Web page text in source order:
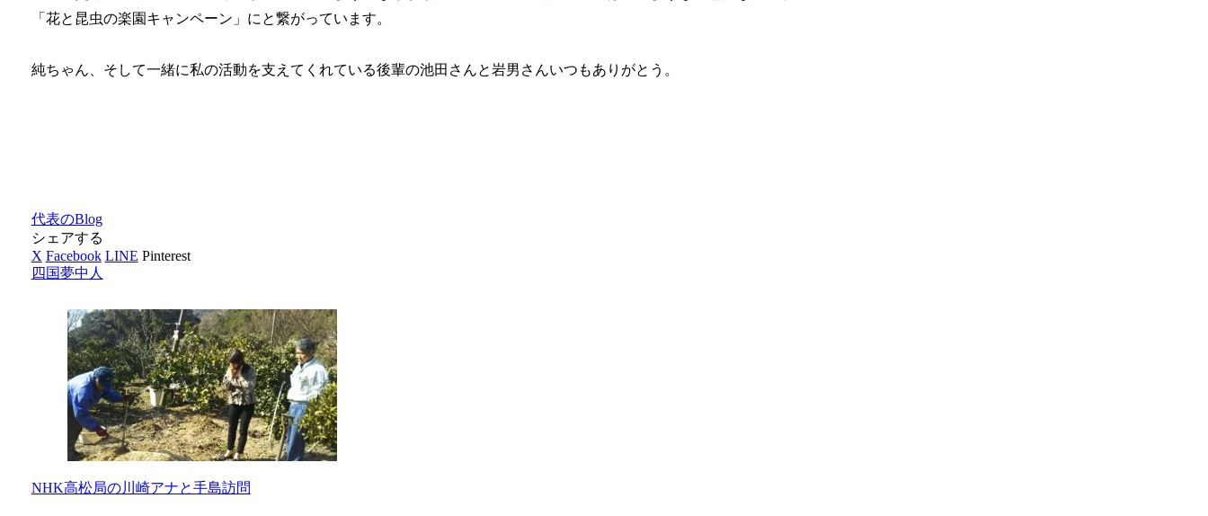
「花と昆虫の楽園キャンペーン」にと繋がっています。
純ちゃん、そして一緒に私の活動を支えてくれている後輩の池田さんと岩男さんいつもありがとう。
代表のBlog
シェアする
X Facebook LINE Pinterest
四国夢中人
NHK高松局の川崎アナと手島訪問